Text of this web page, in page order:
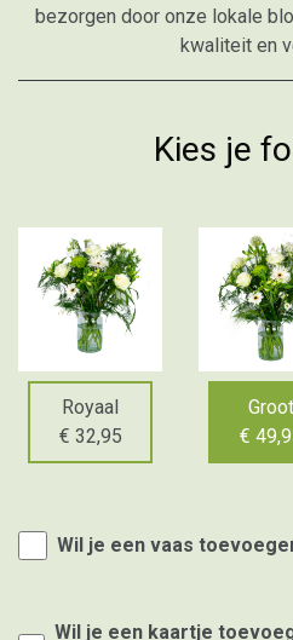
bezorgen door onze lokale
kwaliteit en
Kies je
Royaal
€ 32,95
Groot
€
Wil je een vaas
Wil je een kaartje